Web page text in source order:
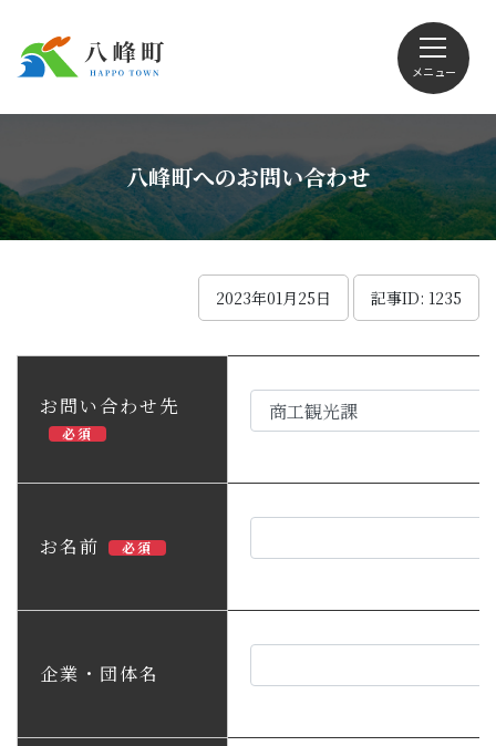
メニュー
Foreign language
観光
八峰町へのお問い合わせ
2023年01月25日 記事ID: 1235
お問い合わせ先
必須
お名前 必須
企業・団体名